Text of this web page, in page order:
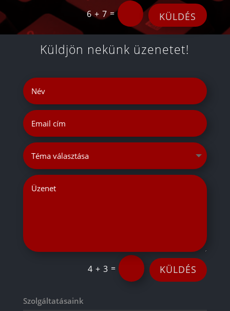
6 + 7= KÜLDÉS
Küldjön nekünk üzenetet!
4 + 3 = KÜLDÉS
Szolgáltatásaink